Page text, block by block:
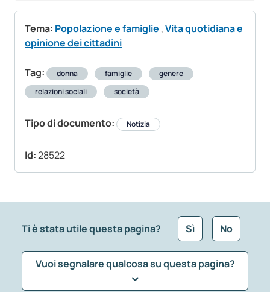
Tema: Popolazione e famiglie ,Vita quotidiana e
opinione dei cittadini
Tag: donna famiglie
genere
relazioni sociali
società
Tipo di documento: Notizia
Id:28522
Ti è stata utile questa pagina? Sì No
Vuoi segnalare qualcosa su questa pagina?